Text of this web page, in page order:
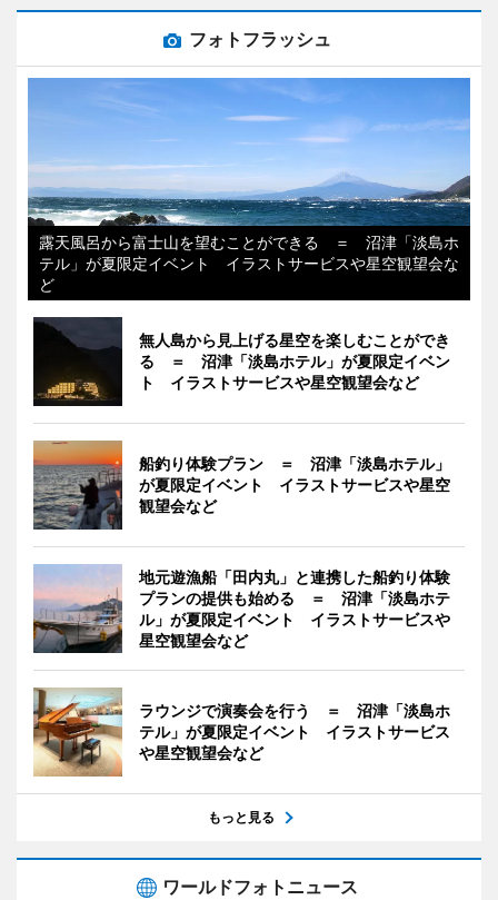
フォトフラッシュ
露天風呂から富士山を望むことができる ＝ 沼津「淡島ホ
テル」が夏限定イベント イラストサービスや星空観望会な
ど
無人島から見上げる星空を楽しむことができ
る ＝ 沼津「淡島ホテル」が夏限定イベン
ト イラストサービスや星空観望会など
船釣り体験プラン ＝ 沼津「淡島ホテル」
が夏限定イベント イラストサービスや星空
観望会など
地元遊漁船「田内丸」と連携した船釣り体験
プランの提供も始める ＝ 沼津「淡島ホテ
ル」が夏限定イベント イラストサービスや
星空観望会など
ラウンジで演奏会を行う ＝ 沼津「淡島ホ
テル」が夏限定イベント イラストサービス
や星空観望会など
もっと見る
ワールドフォトニュース